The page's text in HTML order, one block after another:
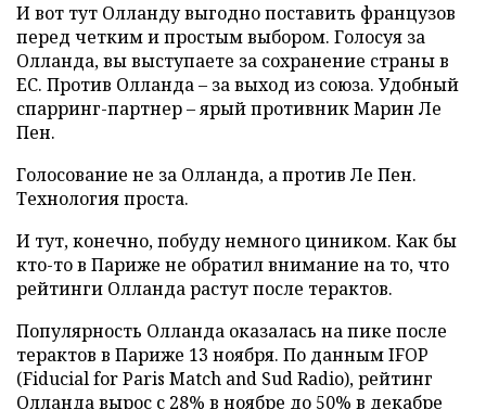
И вот тут Олланду выгодно поставить французов
перед четким и простым выбором. Голосуя за
Олланда, вы выступаете за сохранение страны в
ЕС. Против Олланда – за выход из союза. Удобный
спарринг-партнер – ярый противник Марин Ле
Пен.
Голосование не за Олланда, а против Ле Пен.
Технология проста.
И тут, конечно, побуду немного циником. Как бы
кто-то в Париже не обратил внимание на то, что
рейтинги Олланда растут после терактов.
Популярность Олланда оказалась на пике после
терактов в Париже 13 ноября. По данным IFOP
(Fiducial for Paris Match and Sud Radio), рейтинг
Олланда вырос с 28% в ноябре до 50% в декабре